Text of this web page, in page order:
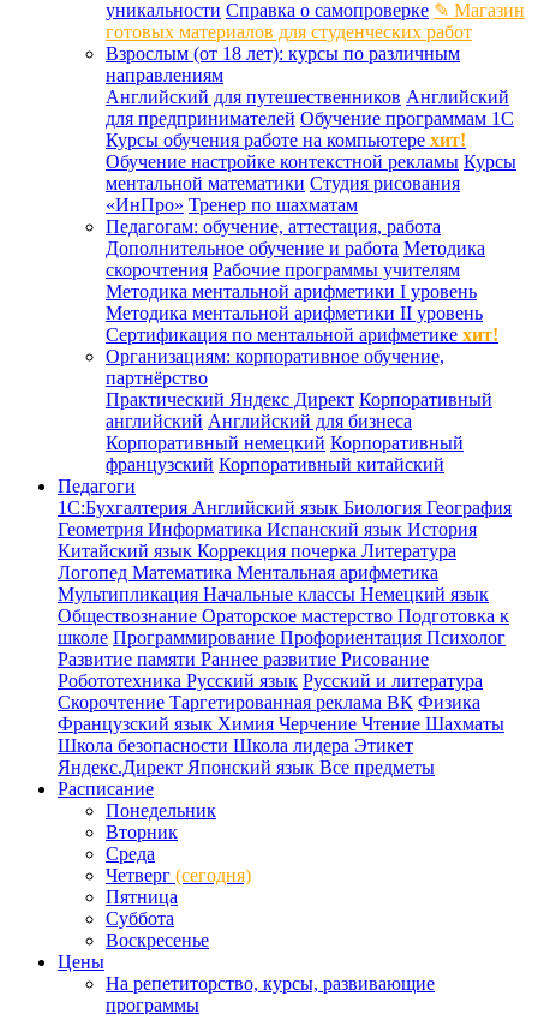
уникальности Справка о самопроверке ✎ Магазин
готовых материалов для студенческих работ
Взрослым (от 18 лет): курсы по различным
направлениям
Английский для путешественников Английский
для предпринимателей Обучение программам 1С
Курсы обучения работе на компьютере хит!
Обучение настройке контекстной рекламы Курсы
ментальной математики Студия рисования
«ИнПро» Тренер по шахматам
Педагогам: обучение, аттестация, работа
Дополнительное обучение и работа Методика
скорочтения Рабочие программы учителям
Методика ментальной арифметики I уровень
Методика ментальной арифметики II уровень
Сертификация по ментальной арифметике хит!
Организациям: корпоративное обучение,
партнёрство
Практический Яндекс Директ Корпоративный
английский Английский для бизнеса
Корпоративный немецкий Корпоративный
французский Корпоративный китайский
Педагоги
1С:Бухгалтерия Английский язык Биология География
Геометрия Информатика Испанский язык История
Китайский язык Коррекция почерка Литература
Логопед Математика Ментальная арифметика
Мультипликация Начальные классы Немецкий язык
Обществознание Ораторское мастерство Подготовка к
школе Программирование Профориентация Психолог
Развитие памяти Раннее развитие Рисование
Робототехника Русский язык Русский и литература
Скорочтение Таргетированная реклама ВК Физика
Французский язык Химия Черчение Чтение Шахматы
Школа безопасности Школа лидера Этикет
Яндекс.Директ Японский язык Все предметы
Расписание
Понедельник
Вторник
Среда
Четверг (сегодня)
Пятница
Суббота
Воскресенье
Цены
На репетиторство, курсы, развивающие
программы